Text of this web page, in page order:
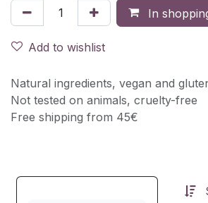
In
Add to wishlist
Natural ingredients, vegan and
Not tested on animals, cruelty-free
Free shipping from 45€